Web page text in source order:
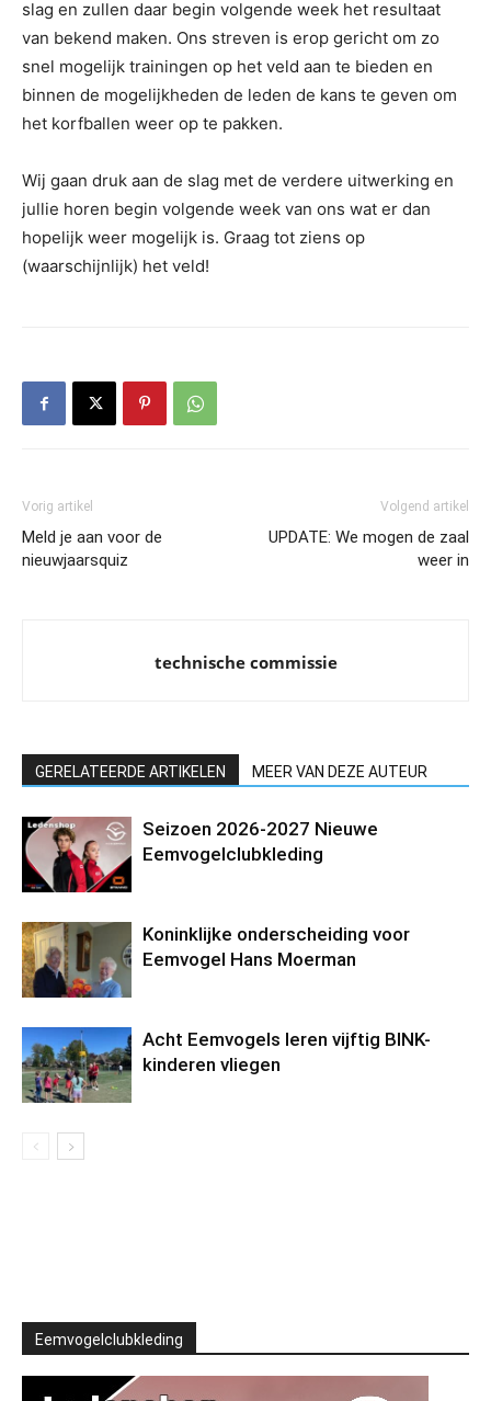
slag en zullen daar begin volgende week het resultaat
van bekend maken. Ons streven is erop gericht om zo
snel mogelijk trainingen op het veld aan te bieden en
binnen de mogelijkheden de leden de kans te geven om
het korfballen weer op te pakken.
Wij gaan druk aan de slag met de verdere uitwerking en
jullie horen begin volgende week van ons wat er dan
hopelijk weer mogelijk is. Graag tot ziens op
(waarschijnlijk) het veld!
Vorig artikel
Meld je aan voor de
nieuwjaarsquiz
Volgend artikel
UPDATE: We mogen de zaal
weer in
technische commissie
GERELATEERDE ARTIKELEN MEER VAN DEZE AUTEUR
Seizoen 2026-2027 Nieuwe
Eemvogelclubkleding
Koninklijke onderscheiding voor
Eemvogel Hans Moerman
Acht Eemvogels leren vijftig BINK-
kinderen vliegen
Eemvogelclubkleding